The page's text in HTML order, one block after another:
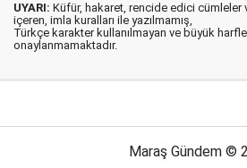
UYARI: Küfür, hakaret, rencide edici cümleler
içeren, imla kuralları ile yazılmamış,
Türkçe karakter kullanılmayan ve büyük
onaylanmamaktadır.
Maraş Gündem ©